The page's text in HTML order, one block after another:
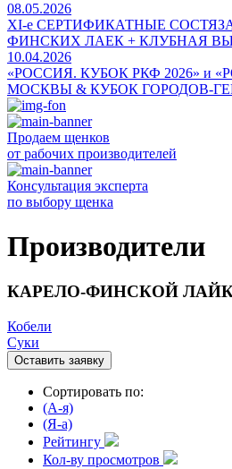
08.05.2026
ХI-е СЕРТИФИКАТНЫЕ
ФИНСКИХ ЛАЕК + КЛУБНАЯ
10.04.2026
«РОССИЯ. КУБОК РКФ 2026» и
МОСКВЫ & КУБОК ГОРОДОВ-
Продаем щенков
от рабочих производителей
Консультация эксперта
по выбору щенка
Производители
КАРЕЛО-ФИНСКОЙ
Кобели
Суки
Оставить заявку
Сортировать по:
(A-я)
(Я-а)
Рейтингу
Кол-ву просмотров